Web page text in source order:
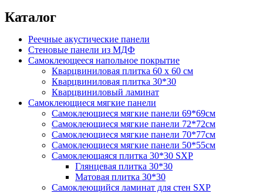
Каталог
Реечные акустические панели
Стеновые панели из МДФ
Самоклеющееся напольное покрытие
Кварцвиниловая плитка 60 х 60 см
Кварцвиниловая плитка 30*30
Кварцвиниловый ламинат
Самоклеющиеся мягкие панели
Самоклеющиеся мягкие панели 69*69см
Самоклеющиеся мягкие панели 72*72см
Самоклеющиеся мягкие панели 70*77см
Самоклеющиеся мягкие панели 50*55см
Самоклеющаяся плитка 30*30 SXP
Глянцевая плитка 30*30
Матовая плитка 30*30
Самоклеющийся ламинат для стен SXP